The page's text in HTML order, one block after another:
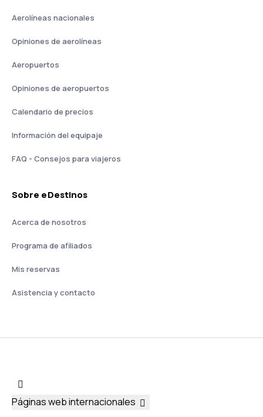
Aerolíneas nacionales
Opiniones de aerolíneas
Aeropuertos
Opiniones de aeropuertos
Calendario de precios
Información del equipaje
FAQ - Consejos para viajeros
Sobre eDestinos
Acerca de nosotros
Programa de afiliados
Mis reservas
Asistencia y contacto
Páginas web internacionales